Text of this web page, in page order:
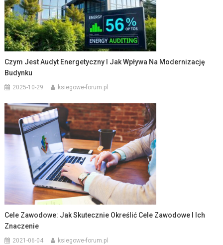
Czym Jest Audyt Energetyczny I Jak Wpływa Na Modernizację
Budynku
2025-10-29 ksiegowe-forum.pl
Cele Zawodowe: Jak Skutecznie Określić Cele Zawodowe I Ich
Znaczenie
2021-06-04 ksiegowe-forum.pl